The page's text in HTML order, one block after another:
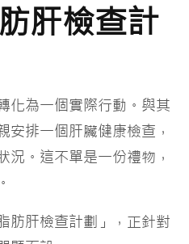
肝檢查計
化為一個實際行動。與其
安排一個肝臟健康檢查，
況。這不單是一份禮物，
肪肝檢查計劃」，正針對